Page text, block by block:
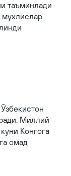
таъминлади
мухлислар
Миллий
Конгога
омад